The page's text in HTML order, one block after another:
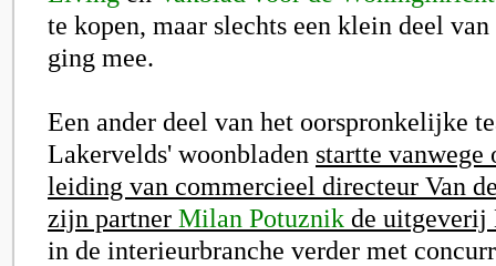
te kopen, maar slechts een klein deel
ging mee.
Een ander deel van het oorspronkelijke
Lakervelds' woonbladen startte vanwege
leiding van commercieel directeur Van
zijn partner Milan Potuznik de uitgeverij
in de interieurbranche verder met